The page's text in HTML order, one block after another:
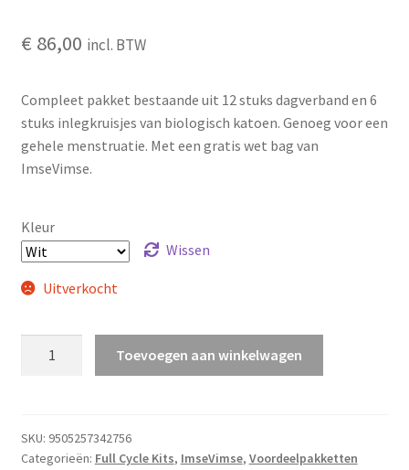
€ 86,00 incl. BTW
Compleet pakket bestaande uit 12 stuks dagverband en 6
stuks inlegkruisjes van biologisch katoen. Genoeg voor een
gehele menstruatie. Met een gratis wet bag van
ImseVimse.
Kleur
Wissen
Uitverkocht
–
zonder
Toevoegen aan winkelwagen
SKU: 9505257342756
Categorieën: Full Cycle Kits, ImseVimse, Voordeelpakketten